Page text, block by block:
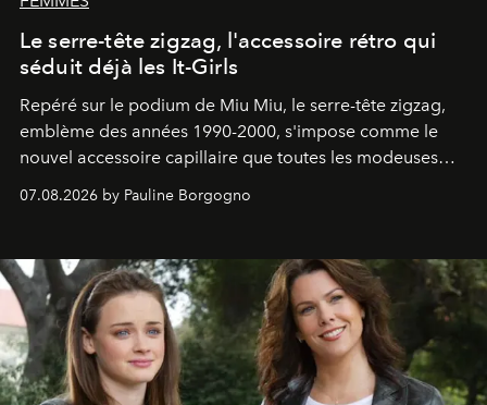
Le serre-tête zigzag, l'accessoire rétro qui
séduit déjà les It-Girls
Repéré sur le podium de Miu Miu, le serre-tête zigzag,
emblème des années 1990-2000, s'impose comme le
nouvel accessoire capillaire que toutes les modeuses
s'arrachent déjà.
07.08.2026 by Pauline Borgogno